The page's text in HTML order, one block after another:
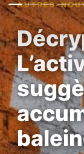
AUTRES-